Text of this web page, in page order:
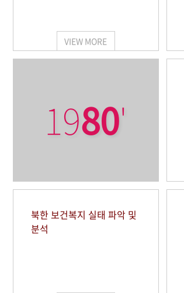
VIEW MORE
1980'
북한 보건복지 실태 파악 및
분석